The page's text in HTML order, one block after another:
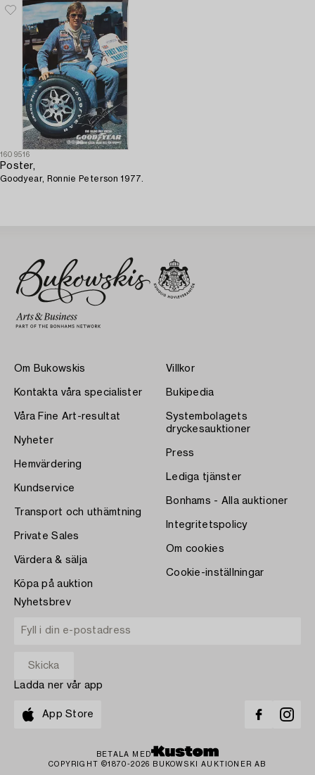
1609516
Poster,
Goodyear, Ronnie Peterson 1977.
Om Bukowskis
Kontakta våra specialister
Våra Fine Art-resultat
Nyheter
Hemvärdering
Kundservice
Transport och uthämtning
Private Sales
Värdera & sälja
Köpa på auktion
Villkor
Bukipedia
Systembolagets
dryckesauktioner
Press
Lediga tjänster
Bonhams - Alla auktioner
Integritetspolicy
Om cookies
Cookie-inställningar
Nyhetsbrev
Ladda ner vår app
App Store
BETALA MED
COPYRIGHT ©1870-2026 BUKOWSKI AUKTIONER AB